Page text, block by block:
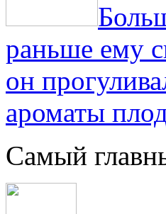
раньше ему
он
ароматы
Самый